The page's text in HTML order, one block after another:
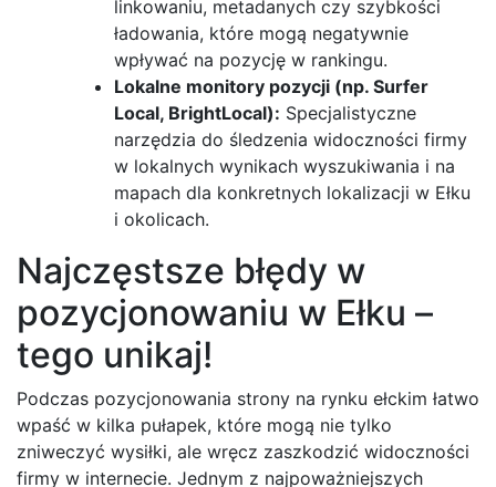
linkowaniu, metadanych czy szybkości
ładowania, które mogą negatywnie
wpływać na pozycję w rankingu.
Lokalne monitory pozycji (np. Surfer
Local, BrightLocal): Specjalistyczne
narzędzia do śledzenia widoczności firmy
w lokalnych wynikach wyszukiwania i na
mapach dla konkretnych lokalizacji w Ełku
i okolicach.
Najczęstsze błędy w
pozycjonowaniu w Ełku –
tego unikaj!
Podczas pozycjonowania strony na rynku ełckim łatwo
wpaść w kilka pułapek, które mogą nie tylko
zniweczyć wysiłki, ale wręcz zaszkodzić widoczności
firmy w internecie. Jednym z najpoważniejszych